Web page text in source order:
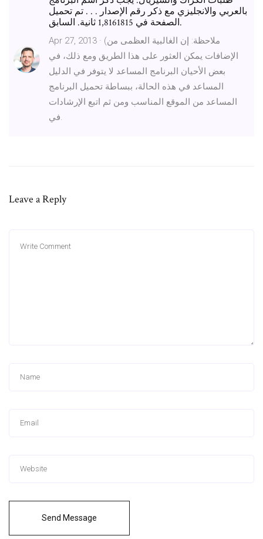
بالعربي والانجليزي مع ذكر رقم الإصدار . . . تم تحميل
الصفحة في 1,8161815 ثانية. السابق.
Apr 27, 2013 · (ملاحظة: إن الغالبية العظمى من
الإضافات يمكن العثور على هذا الطريق ومع ذلك، في
بعض الأحيان البرنامج المساعد لا يتوفر في الدليل
المساعد في هذه الحالة، ببساطة تحميل البرنامج
المساعد من الموقع المناسب ومن ثم اتبع الإرشادات
في.
Leave a Reply
Send Message